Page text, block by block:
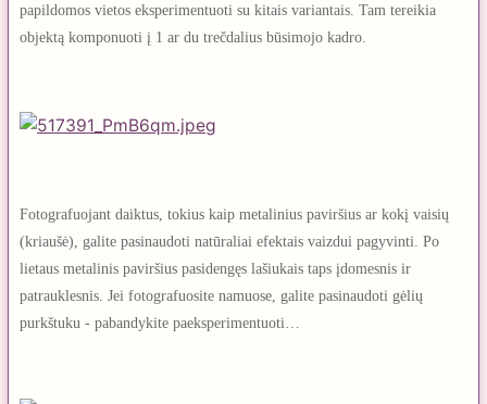
papildomos vietos eksperimentuoti su kitais variantais. Tam tereikia
objektą komponuoti į 1 ar du trečdalius būsimojo kadro.
Fotografuojant daiktus, tokius kaip metalinius paviršius ar kokį vaisių
(kriaušė), galite pasinaudoti natūraliai efektais vaizdui pagyvinti. Po
lietaus metalinis paviršius pasidengęs lašiukais taps įdomesnis ir
patrauklesnis. Jei fotografuosite namuose, galite pasinaudoti gėlių
purkštuku - pabandykite paeksperimentuoti…